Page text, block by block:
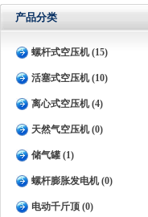
产品分类
螺杆式空压机 (15)
活塞式空压机 (10)
离心式空压机 (4)
天然气空压机 (0)
储气罐 (1)
螺杆膨胀发电机 (0)
电动千斤顶 (0)